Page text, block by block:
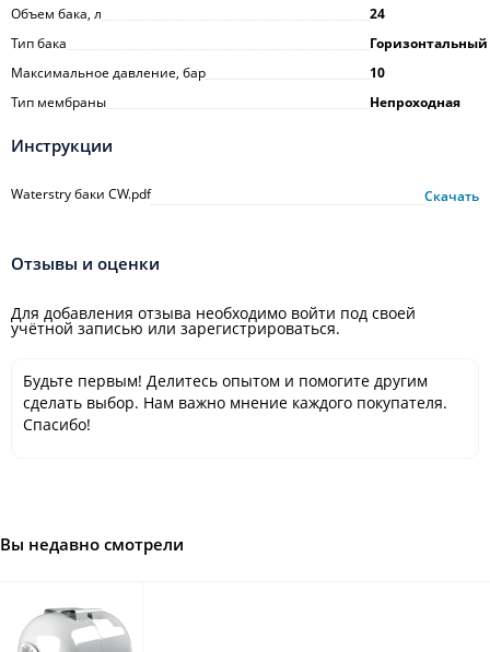
Объем бака, л
24
Тип бака
Горизонтальный
Максимальное давление, бар
10
Тип мембраны
Непроходная
Инструкции
Waterstry баки CW.pdf Скачать
Отзывы и оценки
Для добавления отзыва необходимо войти под своей
учётной записью или зарегистрироваться.
Будьте первым! Делитесь опытом и помогите другим
сделать выбор. Нам важно мнение каждого покупателя.
Спасибо!
Вы недавно смотрели